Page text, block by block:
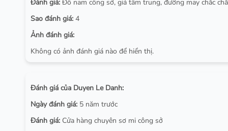
Đánh giá: Đồ nam công sở, giá tầm trung, đường may chắc
Sao đánh giá: 4
Ảnh đánh giá:
Không có ảnh đánh giá nào để hiển thị.
Đánh giá của Duyen Le Danh:
Ngày đánh giá: 5 năm trước
Đánh giá: Cửa hàng chuyên sơ mi công sở